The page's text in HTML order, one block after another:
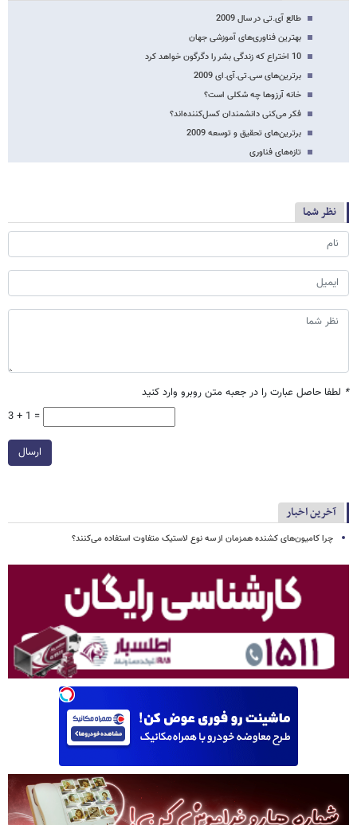
طالع آی.تی در سال 2009
بهترین فناوری‌های آموزشی جهان
10 اختراع که زندگی بشر را دگرگون خواهد کرد
برترین‌های سی.تی.آی.ای 2009
خانه آرزوها چه شکلی است؟
فکر می‌کنی دانشمندان کسل‌کننده‌اند؟
برترین‌های تحقیق و توسعه 2009
تازه‌های فناوری
نظر شما
* لطفا حاصل عبارت را در جعبه متن روبرو وارد کنید
3 + 1 =
ارسال
آخرین اخبار
چرا کامیون‌های کشنده همزمان از سه نوع لاستیک متفاوت استفاده می‌کنند؟